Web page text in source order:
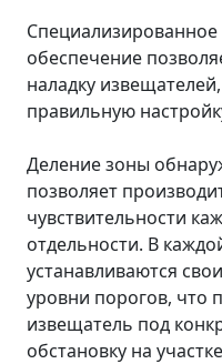
обеспечение
наладку
правильную
Деление зоны
позволяет
чувствительности
отдельности. В
устанавливаются
уровни порогов, что
извещатель под
обстановку на